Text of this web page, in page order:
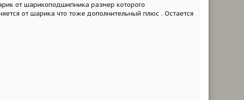
от шарикоподшипника размер которого
от шарика что тоже дополнительный плюс . Остается